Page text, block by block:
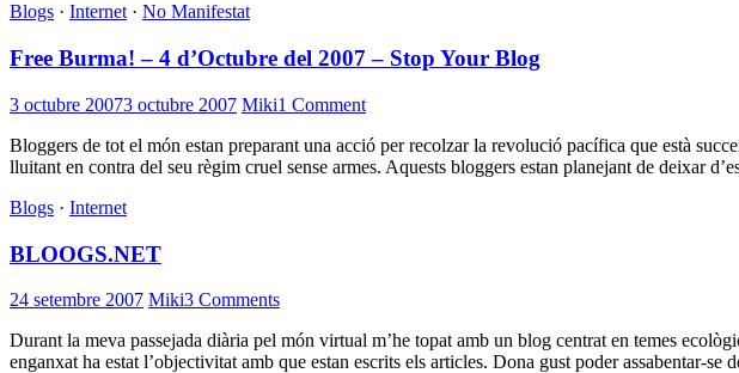
Blogs · Internet· No Manifestat
Free Burma! – 4 d’Octubre del 2007 – Stop Your Blog
3 octubre 20073 octubre 2007 Miki1 Comment
Bloggers de tot el món estan preparant una acció per recolzar la revolució pacífica que està
lluitant en contra del seu règim cruel sense armes. Aquests bloggers estan planejant de deixar
Blogs · Internet
BLOOGS.NET
24 setembre 2007 Miki3 Comments
Durant la meva passejada diària pel món virtual m’he topat amb un blog centrat en temes
enganxat ha estat l’objectivitat amb que estan escrits els articles. Dona gust poder assabentar-se